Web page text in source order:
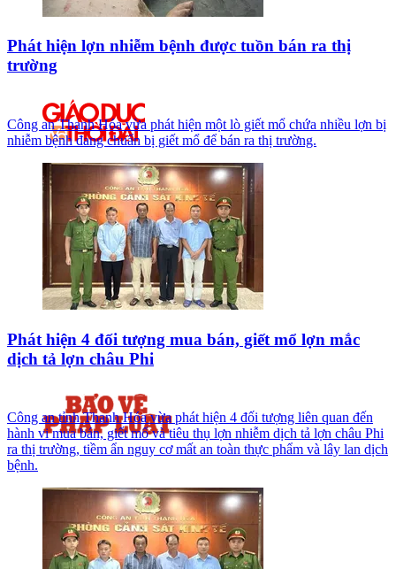
Phát hiện lợn nhiễm bệnh được tuồn bán ra thị
trường
Công an Thanh Hóa vừa phát hiện một lò giết mổ chứa nhiều lợn bị
nhiễm bệnh đang chuẩn bị giết mổ để bán ra thị trường.
Phát hiện 4 đối tượng mua bán, giết mổ lợn mắc
dịch tả lợn châu Phi
Công an tỉnh Thanh Hóa vừa phát hiện 4 đối tượng liên quan đến
hành vi mua bán, giết mổ và tiêu thụ lợn nhiễm dịch tả lợn châu Phi
ra thị trường, tiềm ẩn nguy cơ mất an toàn thực phẩm và lây lan dịch
bệnh.